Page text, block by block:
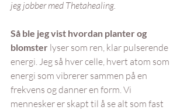
jeg jobber med Thetahealing.
Så ble jeg vist hvordan planter og
blomster lyser som ren, klar pulserende
energi. Jeg så hver celle, hvert atom som
energi som vibrerer sammen på en
frekvens og danner en form. Vi
mennesker er skapt til å se alt som fast